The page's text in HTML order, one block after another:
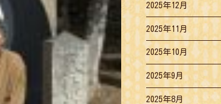
2025年12月
2025年11月
2025年10月
2025年9月
2025年8月